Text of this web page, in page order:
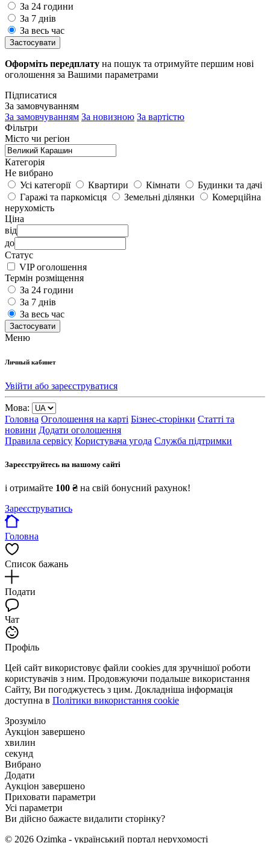
За 24 години
За 7 днів
За весь час
Застосувати
Оформіть передплату на пошук та отримуйте першим нові
оголошення за Вашими параметрами
Підписатися
За замовчуванням
За замовчуванням За новизною За вартістю
Фільтри
Місто чи регіон
Категорія
Не вибрано
Усі категорії
Квартири Кімнати
Будинки та дачі
Гаражі та паркомісця
Земельні ділянки
Комерційна
нерухомість
Ціна
від
до
Статус
VIP оголошення
Термін розміщення
За 24 години
За 7 днів
За весь час
Застосувати
Меню
Личный кабинет
Увійти або зареєструватися
Мова:
Головна Оголошення на карті Бізнес-сторінки Статті та
новини Додати оголошення
Правила сервісу Користувача угода Служба підтримки
Зареєструйтесь на нашому сайті
і отримайте 100 ₴ на свій бонусний рахунок!
Зареєструватись
Головна
Список бажань
Подати
Чат
Профіль
Цей сайт використовує файли cookies для зручнішої роботи
користувачів з ним. Продовжуючи подальше використання
Сайту, Ви погоджуєтесь з цим. Докладніша інформація
доступна в Політики використання cookie
Зрозуміло
Аукціон завершено
хвилин
секунд
Вибрано
Додати
Аукціон завершено
Приховати параметри
Усі параметри
Ви дійсно бажаєте видалити сторінку?
© 2026 Ozimka - український портал нерухомості